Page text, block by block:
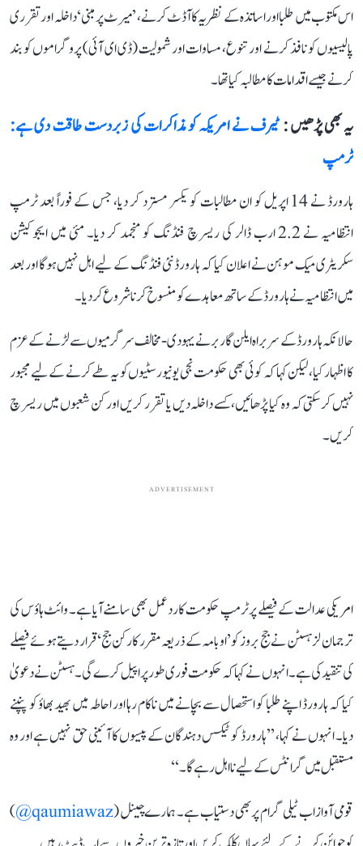
اس مکتوب میں طلبا اور اساتذہ کے نظریہ کا آڈٹ کرنے، ’میرٹ پر مبنی‘ داخلہ اور تقرری
پالیسیوں کو نافذ کرنے اور تنوع، مساوات اور شمولیت (ڈی ای آئی) پروگراموں کو بند
کرنے جیسے اقدامات کا مطالبہ کیا تھا۔
یہ بھی پڑھیں :ٹیرف نے امریکہ کو مذاکرات کی زبردست طاقت دی ہے:
ٹرمپ
ہارورڈ نے 14 اپریل کو ان مطالبات کو یکسر مسترد کر دیا، جس کے فوراً بعد ٹرمپ
انتظامیہ نے 2.2 ارب ڈالر کی ریسرچ فنڈنگ کو منجمد کر دیا۔ مئی میں ایجوکیشن
سکریٹری میک موہن نے اعلان کیا کہ ہارورڈ نئی فنڈنگ کے لیے اہل نہیں ہوگا اور بعد
میں انتظامیہ نے ہارورڈ کے ساتھ معاہدے کو منسوخ کرنا شروع کر دیا۔
حالانکہ ہارورڈ کے سربراہ ایلن گاربر نے یہودی-مخالف سرگرمیوں سے لڑنے کے عزم
کا اظہار کیا، لیکن کہا کہ کوئی بھی حکومت نجی یونیورسٹیوں کو یہ طے کرنے کے لیے مجبور
نہیں کر سکتی کہ وہ کیا پڑھائیں، کسے داخلہ دیں یا تقرر کریں اور کن شعبوں میں ریسرچ
کریں۔
ADVERTISEMENT
امریکی عدالت کے فیصلے پر ٹرمپ حکومت کا ردعمل بھی سامنے آیا ہے۔ وائٹ ہاؤس کی
ترجمان لز ہسٹن نے جج بروز کو ’اوبامہ کے ذریعہ مقرر کارکن جج‘ قرار دیتے ہوئے فیصلے
کی تنقید کی ہے۔ انہوں نے کہا کہ حکومت فوری طور پر اپیل کرے گی۔ ہسٹن نے دعویٰ
کیا کہ ہارورڈ اپنے طلبا کو استحصال سے بچانے میں ناکام رہا اور احاطہ میں بھید بھاؤ کو پنپنے
دیا۔ انہوں نے کہا، ’’ہارورڈ کو ٹیکس دہندگان کے پیسوں کا آئینی حق نہیں ہے اور وہ
مستقبل میں گرانٹس کے لیے نااہل رہے گا۔‘‘
قومی آواز اب ٹیلی گرام پر بھی دستیاب ہے۔ ہمارے چینل (qaumiawaz@
)